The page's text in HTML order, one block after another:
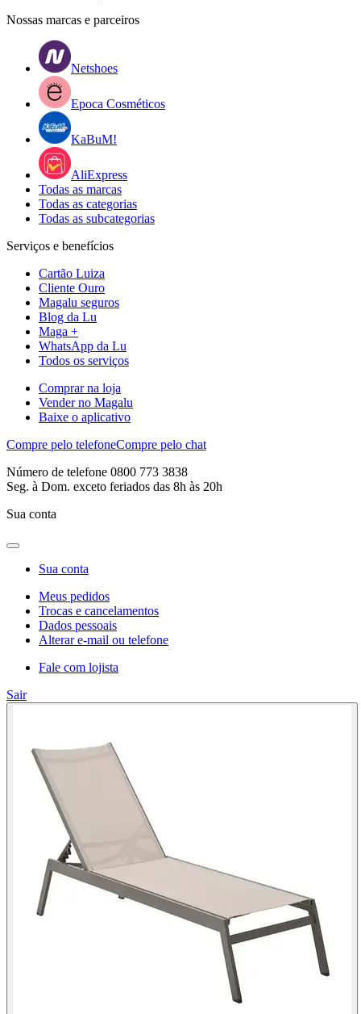
Nossas marcas e parceiros
Netshoes
Epoca Cosméticos
KaBuM!
AliExpress
Todas as marcas
Todas as categorias
Todas as subcategorias
Serviços e benefícios
Cartão Luiza
Cliente Ouro
Magalu seguros
Blog da Lu
Maga +
WhatsApp da Lu
Todos os serviços
Comprar na loja
Vender no Magalu
Baixe o aplicativo
Compre pelo telefoneCompre pelo chat
Número de telefone 0800 773 3838
Seg. à Dom. exceto feriados das 8h às 20h
Sua conta
Sua conta
Meus pedidos
Trocas e cancelamentos
Dados pessoais
Alterar e-mail ou telefone
Fale com lojista
Sair